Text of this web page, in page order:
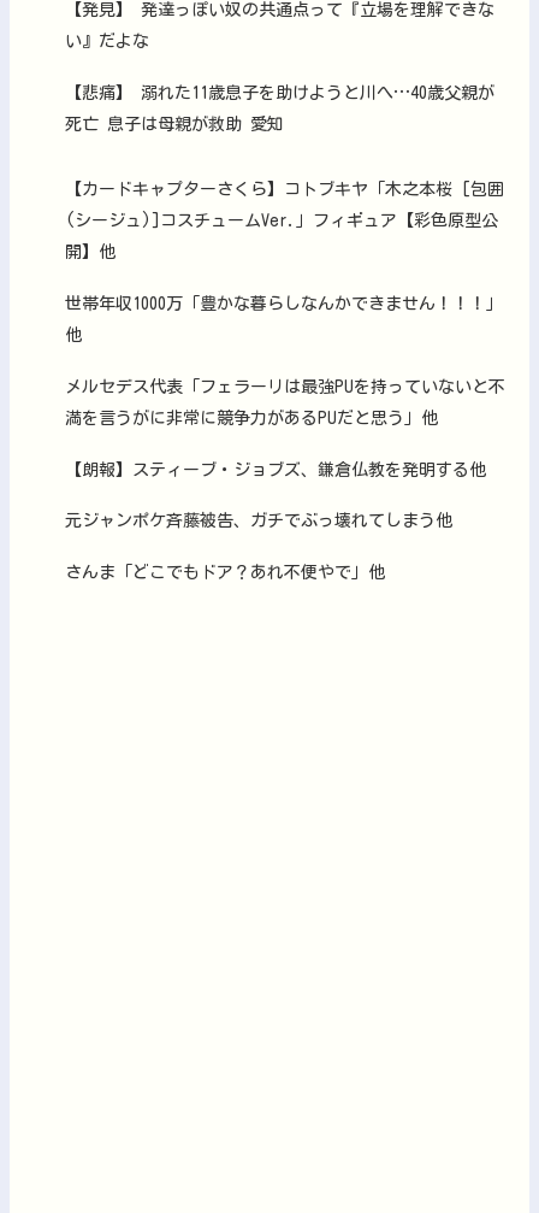
【発見】 発達っぽい奴の共通点って『立場を理解できな
い』だよな
【悲痛】 溺れた11歳息子を助けようと川へ…40歳父親が
死亡 息子は母親が救助 愛知
【カードキャプターさくら】コトブキヤ「木之本桜 [包囲
(シージュ)]コスチュームVer.」フィギュア【彩色原型公
開】他
世帯年収1000万「豊かな暮らしなんかできません！！！」
他
メルセデス代表「フェラーリは最強PUを持っていないと不
満を言うがに非常に競争力があるPUだと思う」他
【朗報】スティーブ・ジョブズ、鎌倉仏教を発明する他
元ジャンポケ斉藤被告、ガチでぶっ壊れてしまう他
さんま「どこでもドア？あれ不便やで」他